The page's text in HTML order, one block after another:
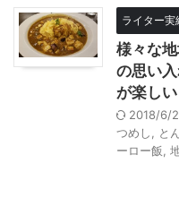
ライター実
様々な
の思い
が楽しい
2018/6/
つめし
と
ーロー飯